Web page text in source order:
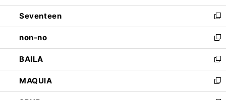
開
く
ウ
で
開
く
ン
ド
ウ
で
開
く
Seventeen
新
し
い
ウ
ィ
ン
ド
ウ
non-no
新
し
い
ウ
ィ
ン
BAILA
新
し
い
ウ
MAQUIA
新
し